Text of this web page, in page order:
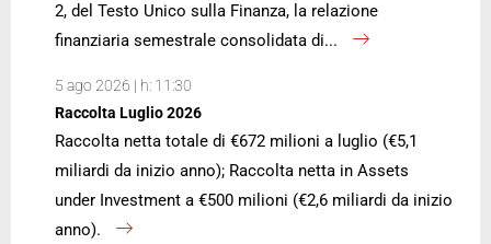
2, del Testo Unico sulla Finanza, la relazione
finanziaria semestrale consolidata di...
5 ago 2026 | h: 11:30
Raccolta Luglio 2026
Raccolta netta totale di €672 milioni a luglio (€5,1
miliardi da inizio anno); Raccolta netta in Assets
under Investment a €500 milioni (€2,6 miliardi da inizio
anno).